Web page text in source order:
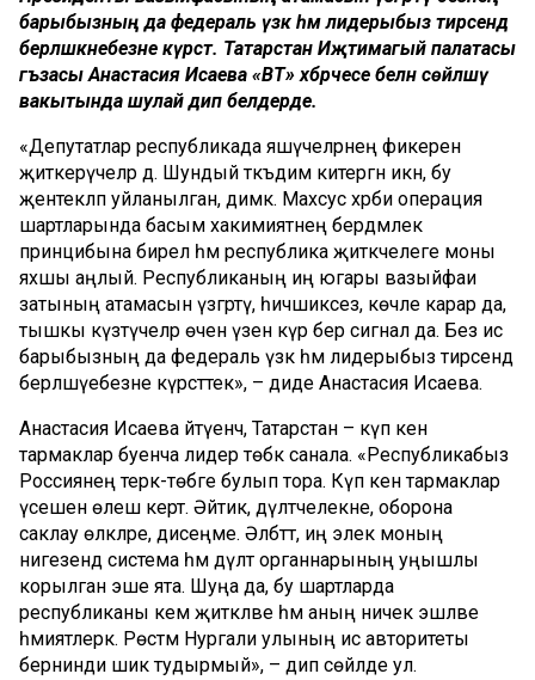
барыбызның да федераль үзәк һәм лидерыбыз тирәсендә
берләшкәнебезне күрсәтә. Татарстан Иҗтимагый палатасы
әгъзасы Анастасия Исаева «ВТ» хәбәрчесе белән сөйләшү
вакытында шулай дип белдерде.
«Депутатлар республикада яшәүчеләрнең фикерен
җиткерүчеләр дә. Шундый тәкъдим китергән икән, бу
җентекләп уйланылган, димәк. Махсус хәрби операция
шартларында басым хакимиятнең бердәмлек
принцибына бирелә һәм республика җитәкчелеге моны
яхшы аңлый. Республиканың иң югары вазыйфаи
затының атамасын үзгәртү, һичшиксез, көчле карар да,
тышкы күзәтүчеләр өчен үзенә күрә бер сигнал да. Без исә
барыбызның да федераль үзәк һәм лидерыбыз тирәсендә
берләшүебезне күрсәттек», – диде Анастасия Исаева.
Анастасия Исаева әйтүенчә, Татарстан – күп кенә
тармаклар буенча лидер төбәк санала. «Республикабыз
Россиянең терәк-төбәге булып тора. Күп кенә тармаклар
үсешенә өлеш кертә. Әйтик, дәүләтчелекне, оборона
саклау өлкәләре, дисеңме. Әлбәттә, иң элек моның
нигезендә система һәм дәүләт органнарының уңышлы
корылган эше ята. Шуңа да, бу шартларда
республиканы кем җитәкләве һәм аның ничек эшләве
әһәмиятлерәк. Рөстәм Нургали улының исә авторитеты
бернинди шик тудырмый», – дип сөйләде ул.